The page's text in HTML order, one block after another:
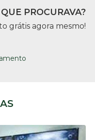
PROCURAVA?
grátis agora mesmo!